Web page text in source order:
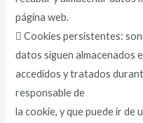
página web.
 Cookies persistentes:
datos siguen almacenados
accedidos y tratados
responsable de
la cookie, y que puede ir de